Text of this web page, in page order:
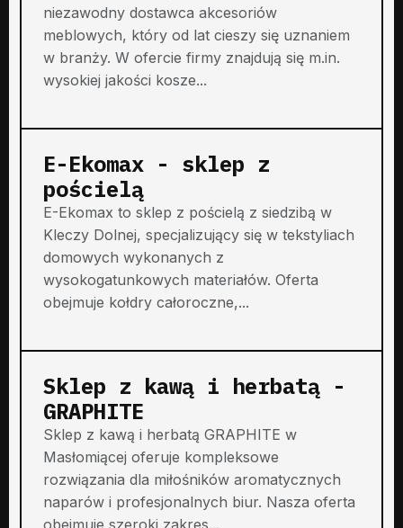
niezawodny dostawca akcesoriów
meblowych, który od lat cieszy się uznaniem
w branży. W ofercie firmy znajdują się m.in.
wysokiej jakości kosze...
E-Ekomax - sklep z
pościelą
E-Ekomax to sklep z pościelą z siedzibą w
Kleczy Dolnej, specjalizujący się w tekstyliach
domowych wykonanych z
wysokogatunkowych materiałów. Oferta
obejmuje kołdry całoroczne,...
Sklep z kawą i herbatą -
GRAPHITE
Sklep z kawą i herbatą GRAPHITE w
Masłomiącej oferuje kompleksowe
rozwiązania dla miłośników aromatycznych
naparów i profesjonalnych biur. Nasza oferta
obejmuje szeroki zakres...